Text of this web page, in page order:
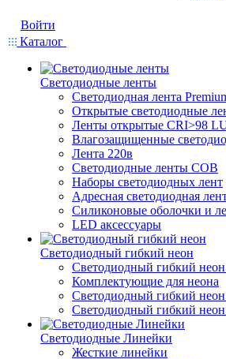
Войти
Каталог
Светодиодные ленты
Светодиодная лента
Открытые светодиодные
Ленты открытые CRI>98
Влагозащищенные
Лента 220в
Светодиодные ленты COB
Наборы светодиодных лент
Адресная светодиодная
Силиконовые оболочки и
LED аксессуары
Светодиодный гибкий неон
Светодиодный гибкий неон
Комплектующие для неона
Светодиодный гибкий неон
Светодиодный гибкий неон
Светодиодные Линейки
Жесткие линейки